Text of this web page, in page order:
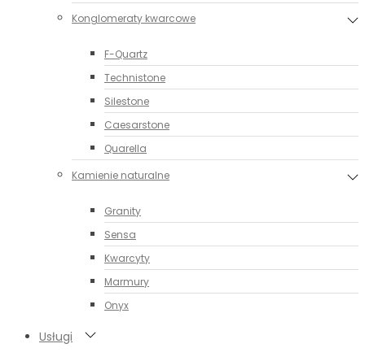
Konglomeraty kwarcowe
F-Quartz
Technistone
Silestone
Caesarstone
Quarella
Kamienie naturalne
Granity
Sensa
Kwarcyty
Marmury
Onyx
Usługi